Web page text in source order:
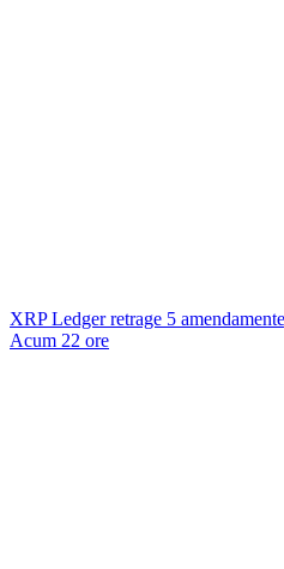
XRP Ledger retrage 5
Acum 22 ore